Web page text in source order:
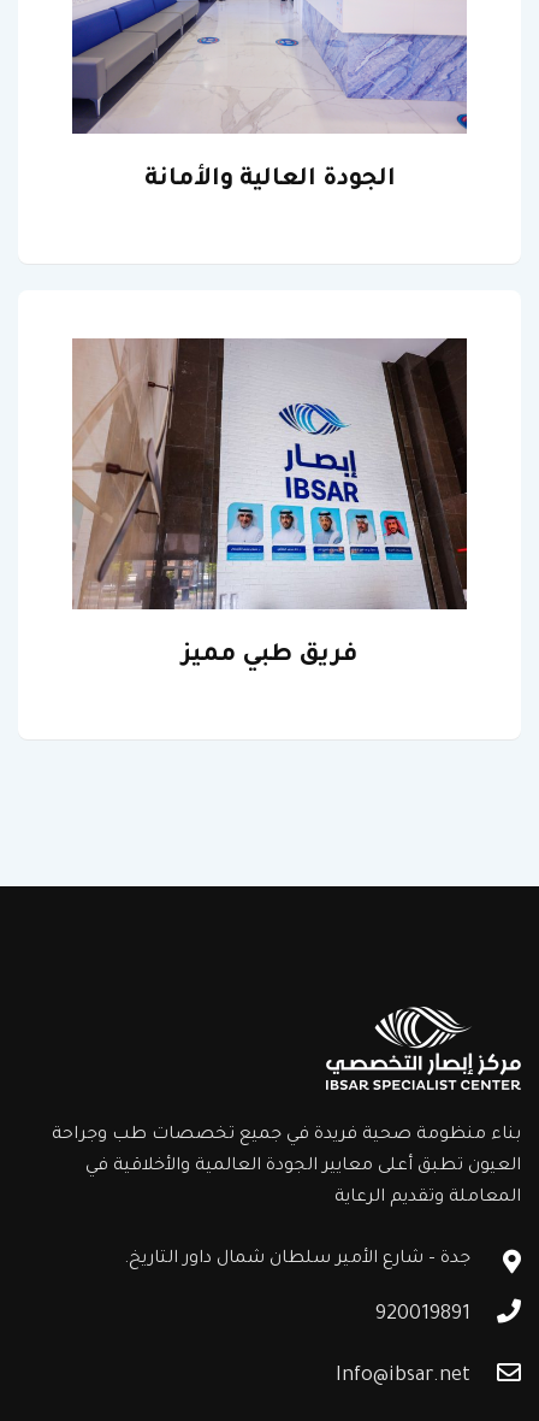
الجودة العالية والأمانة
فريق طبي مميز
بناء منظومة صحية فريدة في جميع تخصصات طب وجراحة
العيون تطبق أعلى معايير الجودة العالمية والأخلاقية في
المعاملة وتقديم الرعاية
جدة – شارع الأمير سلطان شمال داور التاريخ.
920019891
Info@ibsar.net